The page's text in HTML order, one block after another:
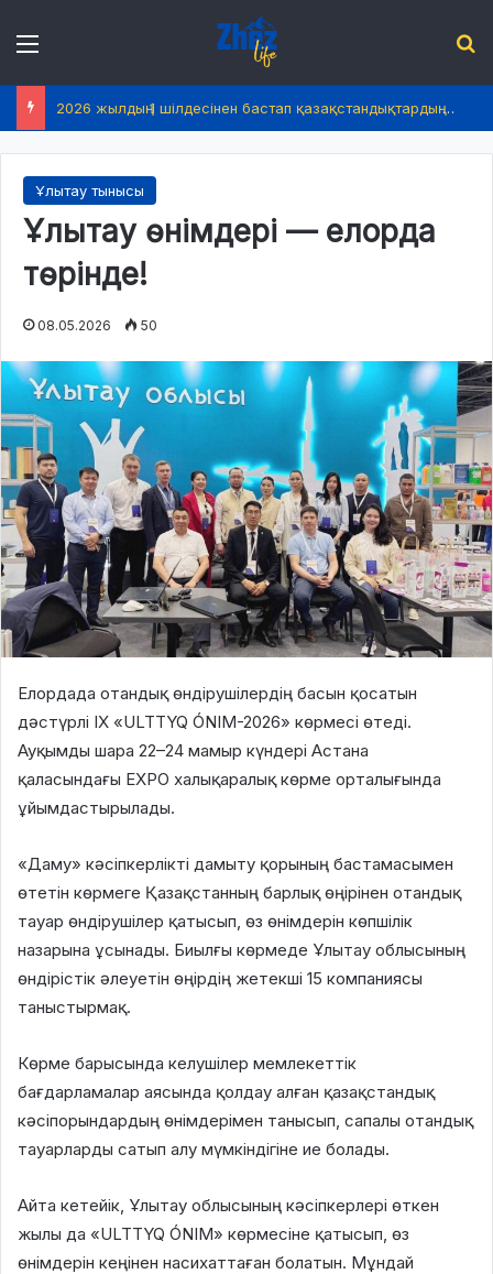
2026 жылдың 1 шілдесінен бастап қазақстандықтардың өмірінде не өзгереді?
Ұлытау тынысы
Ұлытау өнімдері — елорда
төрінде!
08.05.2026 50
Елордада отандық өндірушілердің басын қосатын
дәстүрлі IX «ULTTYQ ÓNIM-2026» көрмесі өтеді.
Ауқымды шара 22–24 мамыр күндері Астана
қаласындағы EXPO халықаралық көрме орталығында
ұйымдастырылады.
«Даму» кәсіпкерлікті дамыту қорының бастамасымен
өтетін көрмеге Қазақстанның барлық өңірінен отандық
тауар өндірушілер қатысып, өз өнімдерін көпшілік
назарына ұсынады. Биылғы көрмеде Ұлытау облысының
өндірістік әлеуетін өңірдің жетекші 15 компаниясы
таныстырмақ.
Көрме барысында келушілер мемлекеттік
бағдарламалар аясында қолдау алған қазақстандық
кәсіпорындардың өнімдерімен танысып, сапалы отандық
тауарларды сатып алу мүмкіндігіне ие болады.
Айта кетейік, Ұлытау облысының кәсіпкерлері өткен
жылы да «ULTTYQ ÓNIM» көрмесіне қатысып, өз
өнімдерін кеңінен насихаттаған болатын. Мұндай